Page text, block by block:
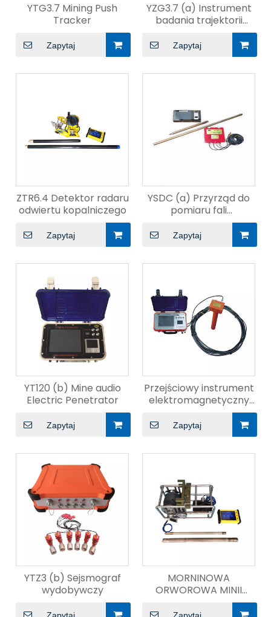
YTG3.7 Mining Push
Tracker
Zapytaj
YZG3.7 (a) Instrument
badania trajektorii
odwiertów górniczy
Zapytaj
ZTR6.4 Detektor radaru
odwiertu kopalniczego
Zapytaj
YSDC (a) Przyrząd do
pomiaru fali
elektromagnetycznej
kopalni podczas
Zapytaj
YT120 (b) Mine audio
Electric Penetrator
Zapytaj
Przejściowy instrument
elektromagnetyczny
Zapytaj
YTZ3 (b) Sejsmograf
wydobywczy
Zapytaj
MORNINOWA
ORWOROWA MINII
MULT-PARAMETOR
INSTRUMENT
Zapytaj